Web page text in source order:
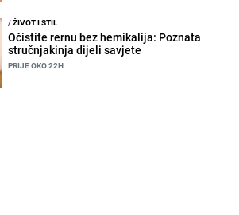
/ŽIVOT I STIL
Očistite rernu bez hemikalija: Poznata
stručnjakinja dijeli savjete
PRIJE OKO 22H